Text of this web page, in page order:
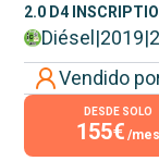
2.0 D4
Diésel |2019|
Vendido
DESDE SOLO
155€ /mes